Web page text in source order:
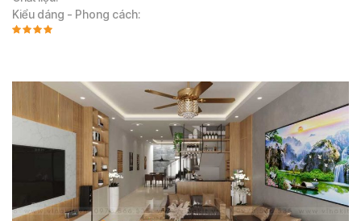
Kiểu dáng - Phong cách: